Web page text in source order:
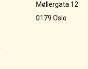
Møllergata 12
0179 Oslo